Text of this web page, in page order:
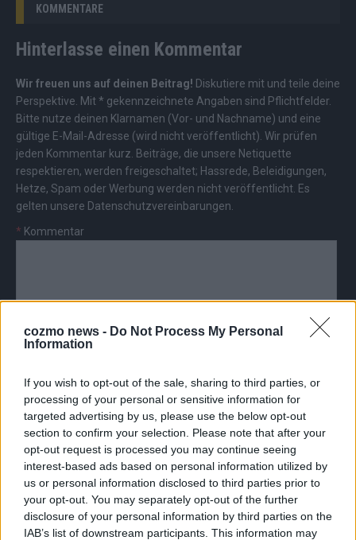
cozmo news - Do Not Process My Personal
Information
If you wish to opt-out of the sale, sharing to third parties, or
processing of your personal or sensitive information for
targeted advertising by us, please use the below opt-out
section to confirm your selection. Please note that after your
opt-out request is processed you may continue seeing
interest-based ads based on personal information utilized by
us or personal information disclosed to third parties prior to
your opt-out. You may separately opt-out of the further
disclosure of your personal information by third parties on the
IAB’s list of downstream participants. This information may
KOMMENTARE
Hinterlasse einen Kommentar
Wir freuen uns auf deinen Beitrag! Diskutiere mit und teile deine
Perspektive. Mit * gekennzeichnete Angaben sind Pflichtfelder.
Bitte nutze deinen Klarnamen (Vor- und Nachname) und eine
gültige E-Mail-Adresse (wird nicht veröffentlicht). Wir prüfen
jeden Kommentar kurz. Beiträge, die unsere Netiquette
respektieren, werden freigeschaltet; Hassrede, Beleidigungen,
Hetze, Spam oder Werbung werden nicht veröffentlicht. Es
gelten unsere Datenschutzvereinbarungen
* Kommentar
Vor- und Nachname
E-Mail
AD